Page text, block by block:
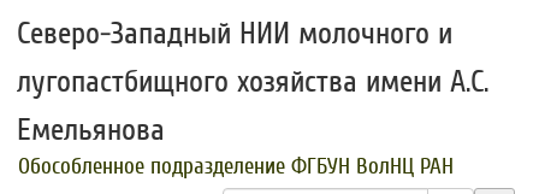
Северо-Западный НИИ молочного и
лугопастбищного хозяйства имени А.С.
Емельянова
Обособленное подразделение ФГБУН ВолНЦ РАН